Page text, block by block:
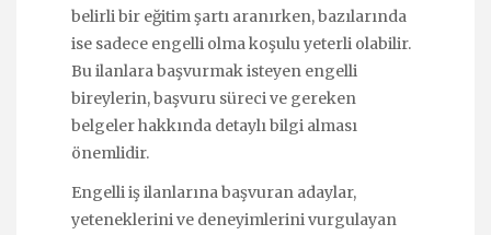
belirli bir eğitim şartı aranırken, bazılarında
ise sadece engelli olma koşulu yeterli olabilir.
Bu ilanlara başvurmak isteyen engelli
bireylerin, başvuru süreci ve gereken
belgeler hakkında detaylı bilgi alması
önemlidir.
Engelli iş ilanlarına başvuran adaylar,
yeteneklerini ve deneyimlerini vurgulayan